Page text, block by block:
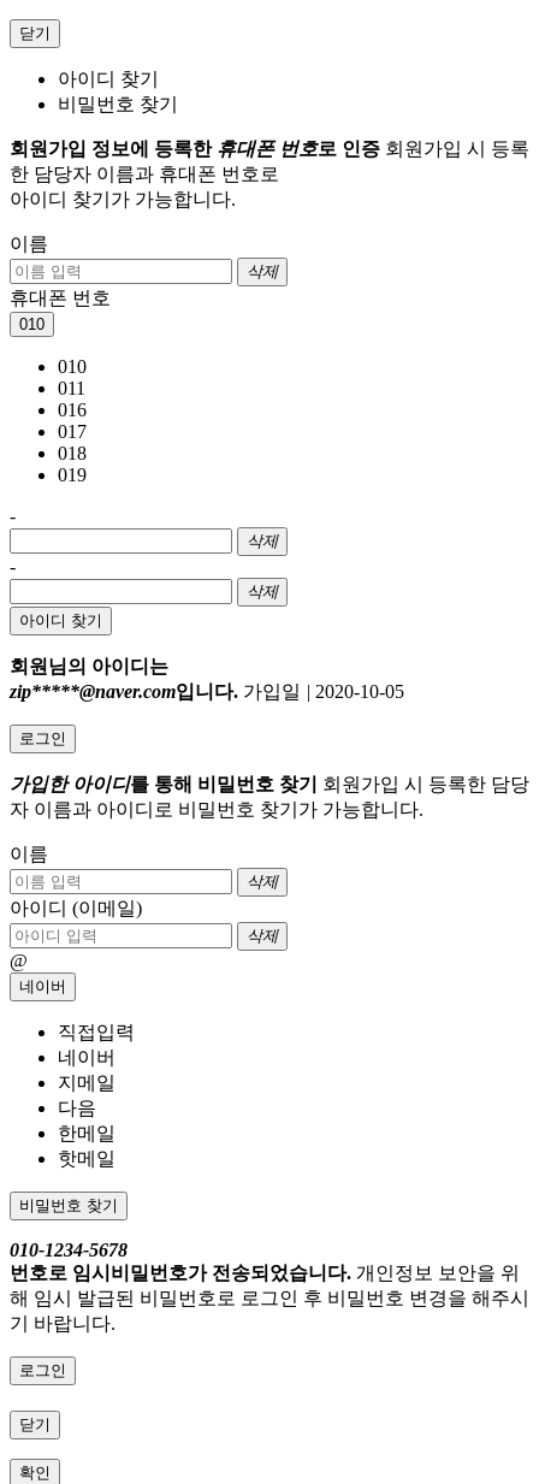
닫기
아이디 찾기
비밀번호 찾기
회원가입 정보에 등록한 휴대폰 번호로 인증 회원가입 시 등록
한 담당자 이름과 휴대폰 번호로
아이디 찾기가 가능합니다.
이름
삭제
휴대폰 번호
010
010
011
016
017
018
019
-
삭제
-
삭제
아이디 찾기
회원님의 아이디는
zip*****@naver.com입니다. 가입일 | 2020-10-05
로그인
가입한 아이디를 통해 비밀번호 찾기
회원가입 시 등록한 담당
자 이름과 아이디로 비밀번호 찾기가 가능합니다.
이름
삭제
아이디 (이메일)
삭제
@
네이버
직접입력
네이버
지메일
다음
한메일
핫메일
비밀번호 찾기
010-1234-5678
번호로 임시비밀번호가 전송되었습니다. 개인정보 보안을 위
해 임시 발급된 비밀번호로 로그인 후 비밀번호 변경을 해주시
기 바랍니다.
로그인
닫기
확인